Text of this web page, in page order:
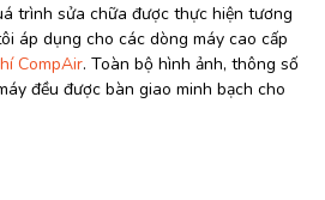
trình sửa chữa được thực hiện tương
áp dụng cho các dòng máy cao cấp
CompAir. Toàn bộ hình ảnh, thông số
đều được bàn giao minh bạch cho